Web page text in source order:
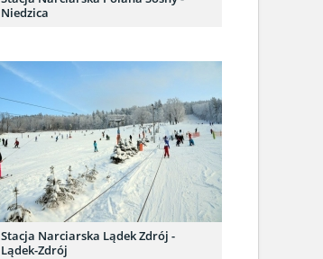
Niedzica
Stacja Narciarska Lądek Zdrój -
Lądek-Zdrój